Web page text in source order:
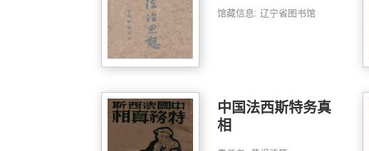
馆藏信息: 辽宁省图书馆
中国法西斯特务真
相